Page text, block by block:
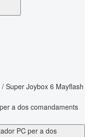
/ Super Joybox 6 Mayflash